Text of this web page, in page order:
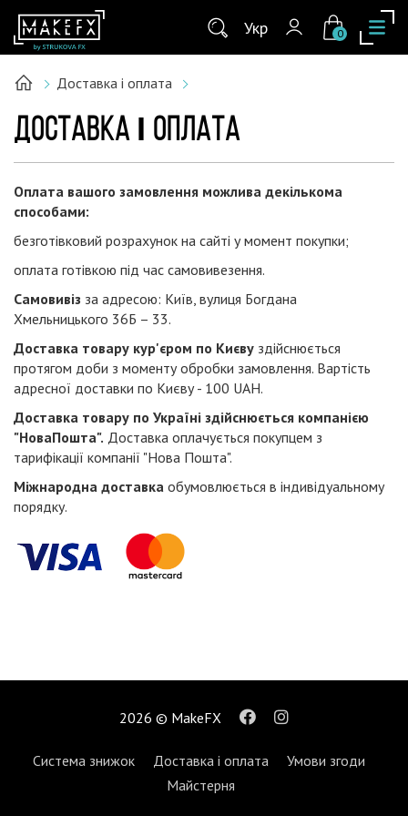
Укр 0
Доставка і оплата
ДОСТАВКА І ОПЛАТА
Оплата вашого замовлення можлива декількома
способами:
безготівковий розрахунок на сайті у момент покупки;
оплата готівкою під час самовивезення.
Самовивіз за адресою: Київ, вулиця Богдана
Хмельницького 36Б – 33.
Доставка товару кур'єром по Києву здійснюється
протягом доби з моменту обробки замовлення. Вартість
адресної доставки по Києву - 100 UAH.
Доставка товару по Україні здійснюється компанією
"НоваПошта". Доставка оплачується покупцем з
тарифікації компанії "Нова Пошта".
Міжнародна доставка обумовлюється в індивідуальному
порядку.
2026 © MakeFX
Система знижок Доставка і оплата
Умови згоди
Майстерня